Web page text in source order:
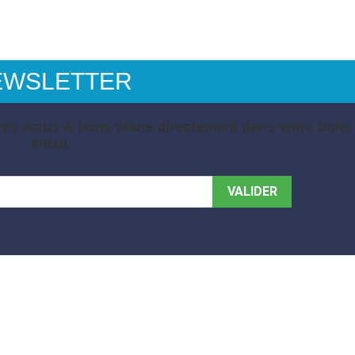
actus & bons plans directement dans votre boite
email.